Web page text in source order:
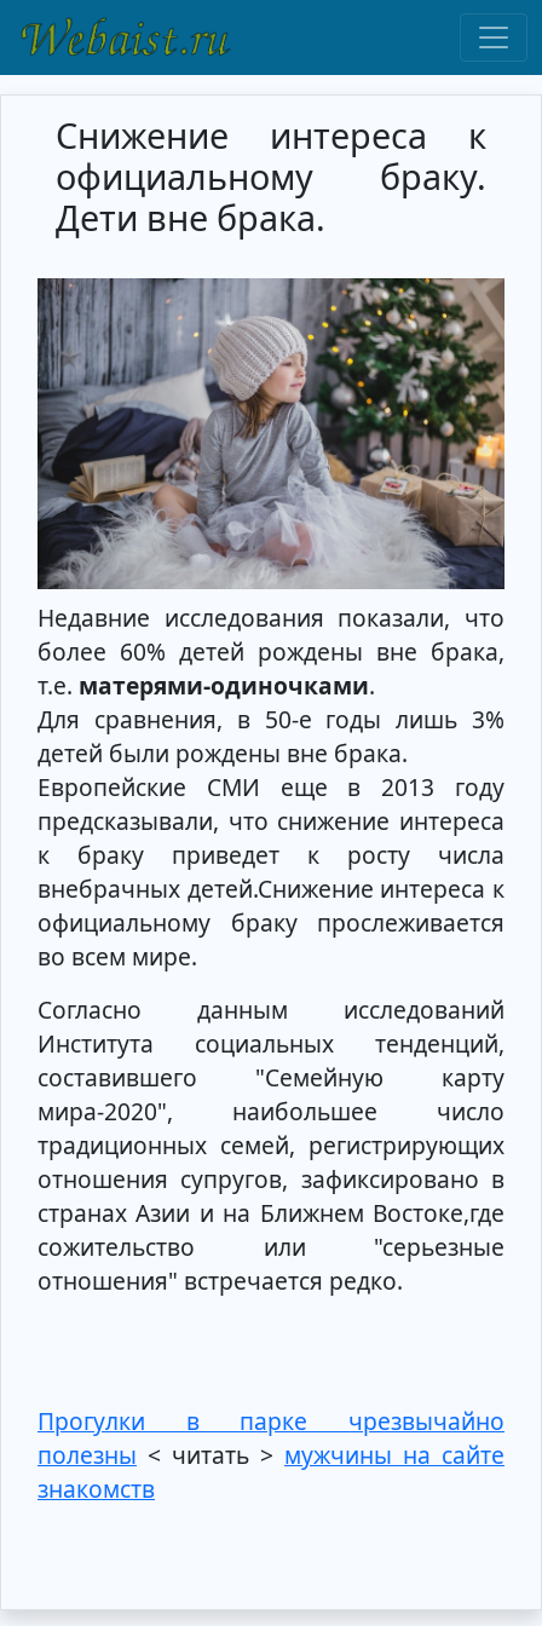
Снижение интереса к
официальному браку.
Дети вне брака.
Недавние исследования показали, что
более 60% детей рождены вне брака,
т.е. матерями-одиночками.
Для сравнения, в 50-е годы лишь 3%
детей были рождены вне брака.
Европейские СМИ еще в 2013 году
предсказывали, что снижение интереса
к браку приведет к росту числа
внебрачных детей.Снижение интереса к
официальному браку прослеживается
во всем мире.
Согласно данным исследований
Института социальных тенденций,
составившего "Семейную карту
мира-2020", наибольшее число
традиционных семей, регистрирующих
отношения супругов, зафиксировано в
странах Азии и на Ближнем Востоке,где
сожительство или "серьезные
отношения" встречается редко.
Прогулки в парке чрезвычайно
полезны < читать > мужчины на сайте
знакомств